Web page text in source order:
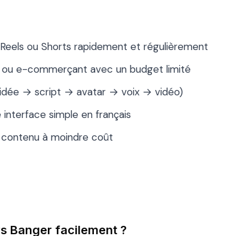
ou Shorts rapidement et régulièrement
e-commerçant avec un budget limité
→ script → avatar → voix → vidéo)
simple en français
à moindre coût
Banger facilement ?